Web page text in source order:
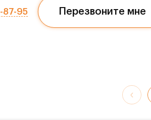
87-95 Перезвоните мне